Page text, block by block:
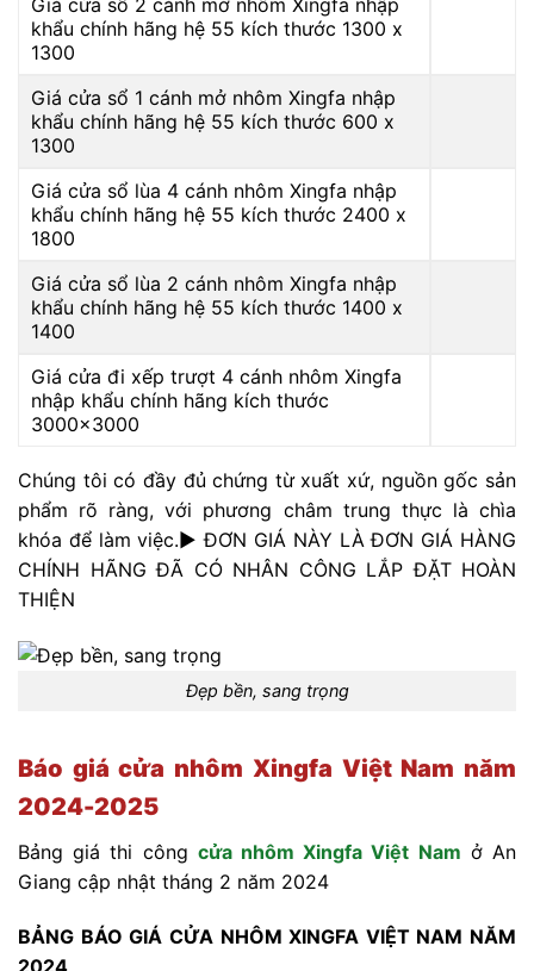
khẩu chính hãng hệ 55 kích thước 1300 x
1300
Giá cửa sổ 1 cánh mở nhôm Xingfa nhập
khẩu chính hãng hệ 55 kích thước 600 x
1300
Giá cửa sổ lùa 4 cánh nhôm Xingfa nhập
khẩu chính hãng hệ 55 kích thước 2400 x
1800
Giá cửa sổ lùa 2 cánh nhôm Xingfa nhập
khẩu chính hãng hệ 55 kích thước 1400 x
1400
Giá cửa đi xếp trượt 4 cánh nhôm Xingfa
nhập khẩu chính hãng kích thước
3000×3000
Chúng tôi có đầy đủ chứng từ xuất xứ, nguồn gốc sản
phẩm rõ ràng, với phương châm trung thực là chìa
khóa để làm việc.► ĐƠN GIÁ NÀY LÀ ĐƠN GIÁ HÀNG
CHÍNH HÃNG ĐÃ CÓ NHÂN CÔNG LẮP ĐẶT HOÀN
THIỆN
Đẹp bền, sang trọng
Báo giá cửa nhôm Xingfa Việt Nam năm
2024-2025
Bảng giá thi công cửa nhôm Xingfa Việt Nam ở An
Giang cập nhật tháng 2 năm 2024
BẢNG BÁO GIÁ CỬA NHÔM XINGFA VIỆT NAM NĂM
2024